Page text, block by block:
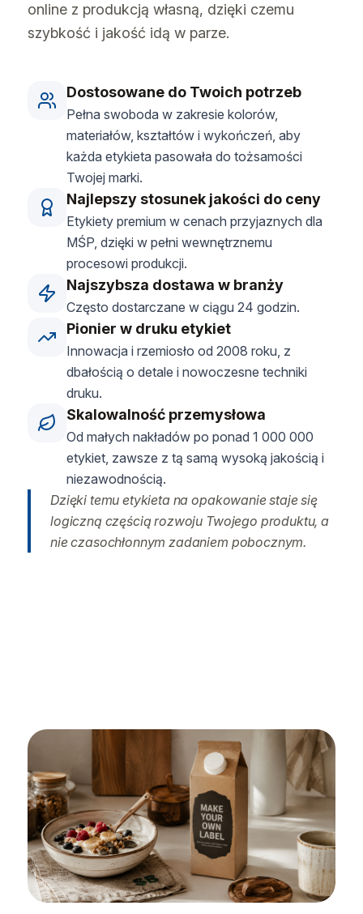
online z produkcją własną, dzięki czemu
szybkość i jakość idą w parze.
Dostosowane do Twoich potrzeb
Pełna swoboda w zakresie kolorów,
materiałów, kształtów i wykończeń, aby
każda etykieta pasowała do tożsamości
Twojej marki.
Najlepszy stosunek jakości do ceny
Etykiety premium w cenach przyjaznych dla
MŚP, dzięki w pełni wewnętrznemu
procesowi produkcji.
Najszybsza dostawa w branży
Często dostarczane w ciągu 24 godzin.
Pionier w druku etykiet
Innowacja i rzemiosło od 2008 roku, z
dbałością o detale i nowoczesne techniki
druku.
Skalowalność przemysłowa
Od małych nakładów po ponad 1 000 000
etykiet, zawsze z tą samą wysoką jakością i
niezawodnością.
Dzięki temu etykieta na opakowanie staje się
logiczną częścią rozwoju Twojego produktu, a
nie czasochłonnym zadaniem pobocznym.